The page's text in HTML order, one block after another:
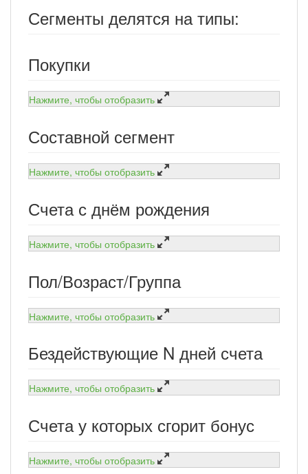
Сегменты делятся на типы:
Покупки
Нажмите, чтобы отобразить
Составной сегмент
Нажмите, чтобы отобразить
Счета с днём рождения
Нажмите, чтобы отобразить
Пол/Возраст/Группа
Нажмите, чтобы отобразить
Бездействующие N дней счета
Нажмите, чтобы отобразить
Счета у которых сгорит бонус
Нажмите, чтобы отобразить